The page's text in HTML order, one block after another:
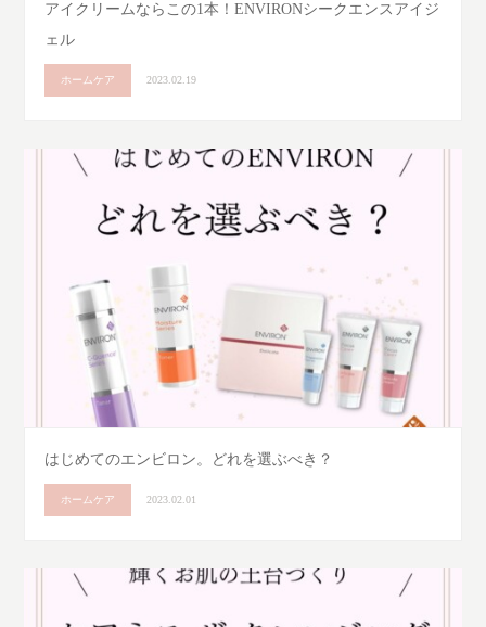
アイクリームならこの1本！ENVIRONシークエンスアイジ
ェル
ホームケア 2023.02.19
はじめてのエンビロン。どれを選ぶべき？
ホームケア 2023.02.01